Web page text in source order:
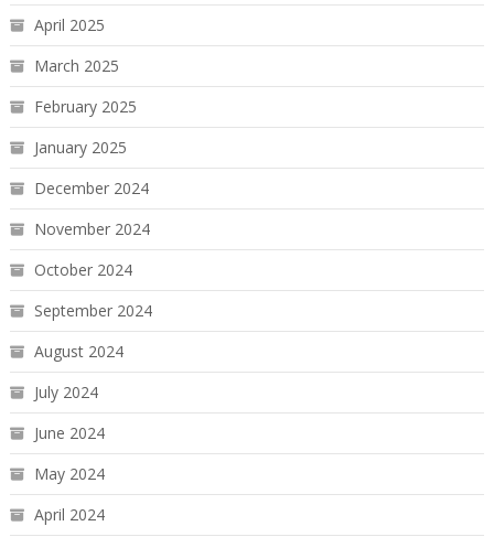
April 2025
March 2025
February 2025
January 2025
December 2024
November 2024
October 2024
September 2024
August 2024
July 2024
June 2024
May 2024
April 2024